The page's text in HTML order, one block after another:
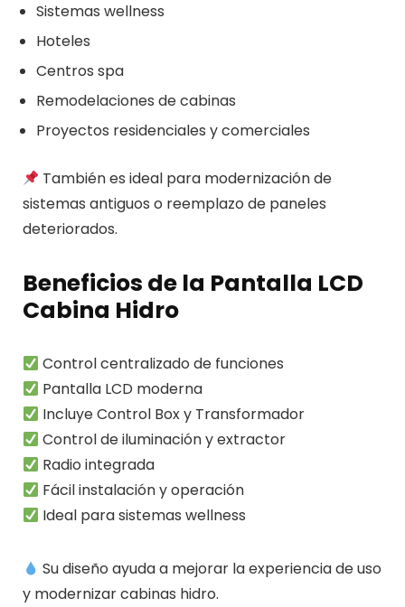
Sistemas wellness
Hoteles
Centros spa
Remodelaciones de cabinas
Proyectos residenciales y comerciales
También es ideal para modernización de
sistemas antiguos o reemplazo de paneles
deteriorados.
Beneficios de la Pantalla LCD
Cabina Hidro
Control centralizado de funciones
Pantalla LCD moderna
Incluye Control Box y Transformador
Control de iluminación y extractor
Radio integrada
Fácil instalación y operación
Ideal para sistemas wellness
Su diseño ayuda a mejorar la experiencia de uso
y modernizar cabinas hidro.